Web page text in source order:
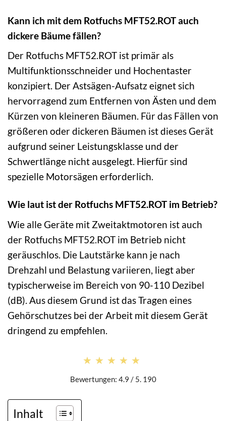
Kann ich mit dem Rotfuchs MFT52.ROT auch
dickere Bäume fällen?
Der Rotfuchs MFT52.ROT ist primär als
Multifunktionsschneider und Hochentaster
konzipiert. Der Astsägen-Aufsatz eignet sich
hervorragend zum Entfernen von Ästen und dem
Kürzen von kleineren Bäumen. Für das Fällen von
größeren oder dickeren Bäumen ist dieses Gerät
aufgrund seiner Leistungsklasse und der
Schwertlänge nicht ausgelegt. Hierfür sind
spezielle Motorsägen erforderlich.
Wie laut ist der Rotfuchs MFT52.ROT im Betrieb?
Wie alle Geräte mit Zweitaktmotoren ist auch
der Rotfuchs MFT52.ROT im Betrieb nicht
geräuschlos. Die Lautstärke kann je nach
Drehzahl und Belastung variieren, liegt aber
typischerweise im Bereich von 90-110 Dezibel
(dB). Aus diesem Grund ist das Tragen eines
Gehörschutzes bei der Arbeit mit diesem Gerät
dringend zu empfehlen.
★★★★★
★★★★★
Bewertungen: 4.9 / 5. 190
Inhalt